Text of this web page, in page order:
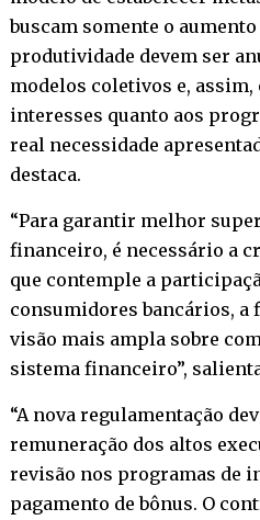
buscam somente o
produtividade devem ser
modelos coletivos e,
interesses quanto aos
real necessidade
destaca.
“Para garantir melhor
financeiro, é necessário a
que contemple a
consumidores bancários, a
visão mais ampla sobre
sistema financeiro”,
“A nova regulamentação
remuneração dos altos
revisão nos programas de
pagamento de bônus. O